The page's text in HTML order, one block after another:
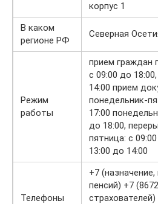
корпус 1
В каком
регионе РФ
Северная
Режим
работы
прием граждан
с 09:00 до
14:00 прием
понедельник-
17:00
до 18:00,
пятница: с
13:00 до 14:00
Телефоны
+7
пенсий) +7